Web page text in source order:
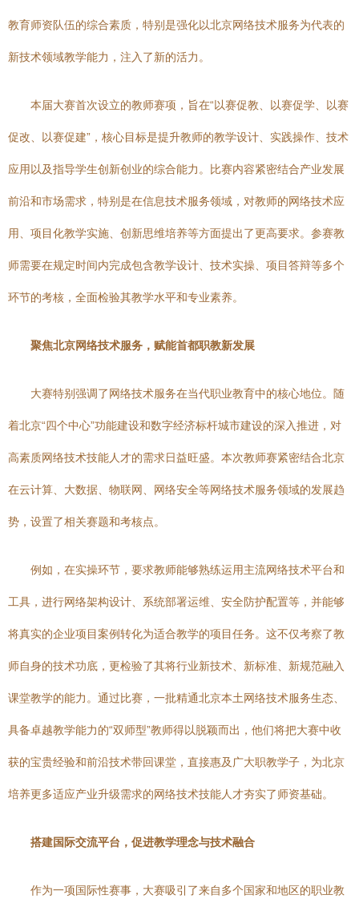
教育师资队伍的综合素质，特别是强化以北京网络技术服务为代表的
新技术领域教学能力，注入了新的活力。
本届大赛首次设立的教师赛项，旨在“以赛促教、以赛促学、以赛
促改、以赛促建”，核心目标是提升教师的教学设计、实践操作、技术
应用以及指导学生创新创业的综合能力。比赛内容紧密结合产业发展
前沿和市场需求，特别是在信息技术服务领域，对教师的网络技术应
用、项目化教学实施、创新思维培养等方面提出了更高要求。参赛教
师需要在规定时间内完成包含教学设计、技术实操、项目答辩等多个
环节的考核，全面检验其教学水平和专业素养。
聚焦北京网络技术服务，赋能首都职教新发展
大赛特别强调了网络技术服务在当代职业教育中的核心地位。随
着北京“四个中心”功能建设和数字经济标杆城市建设的深入推进，对
高素质网络技术技能人才的需求日益旺盛。本次教师赛紧密结合北京
在云计算、大数据、物联网、网络安全等网络技术服务领域的发展趋
势，设置了相关赛题和考核点。
例如，在实操环节，要求教师能够熟练运用主流网络技术平台和
工具，进行网络架构设计、系统部署运维、安全防护配置等，并能够
将真实的企业项目案例转化为适合教学的项目任务。这不仅考察了教
师自身的技术功底，更检验了其将行业新技术、新标准、新规范融入
课堂教学的能力。通过比赛，一批精通北京本土网络技术服务生态、
具备卓越教学能力的“双师型”教师得以脱颖而出，他们将把大赛中收
获的宝贵经验和前沿技术带回课堂，直接惠及广大职教学子，为北京
培养更多适应产业升级需求的网络技术技能人才夯实了师资基础。
搭建国际交流平台，促进教学理念与技术融合
作为一项国际性赛事，大赛吸引了来自多个国家和地区的职业教